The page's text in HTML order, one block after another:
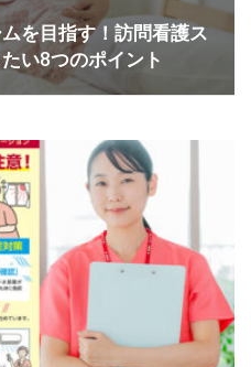
を目指す！訪問看護ス
い8つのポイント